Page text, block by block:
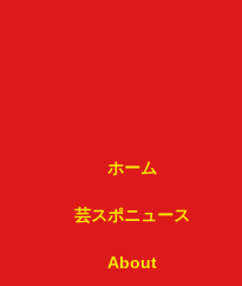
ホーム
芸スポニュース
About